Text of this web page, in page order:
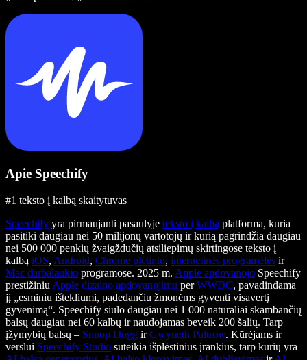
Apie Speechify
#1 teksto į kalbą skaitytuvas
Speechify yra pirmaujanti pasaulyje teksto į kalbą platforma, kuria
pasitiki daugiau nei 50 milijonų vartotojų ir kurią pagrindžia daugiau
nei 500 000 penkių žvaigždučių atsiliepimų skirtingose teksto į
kalbą iOS, Android, Chrome plėtinio, internetinės programėlės ir
Mac darbalaukio programose. 2025 m. Apple apdovanojo Speechify
prestižiniu Apple dizaino apdovanojimu perWWDC, pavadindama
jį „esminiu ištekliumi, padedančiu žmonėms gyventi visavertį
gyvenimą“. Speechify siūlo daugiau nei 1 000 natūraliai skambančių
balsų daugiau nei 60 kalbų ir naudojamas beveik 200 šalių. Tarp
įžymybių balsų – Snoop Dogg irGwyneth Paltrow. Kūrėjams ir
verslui Speechify Studio suteikia išplėstinius įrankius, tarp kurių yra